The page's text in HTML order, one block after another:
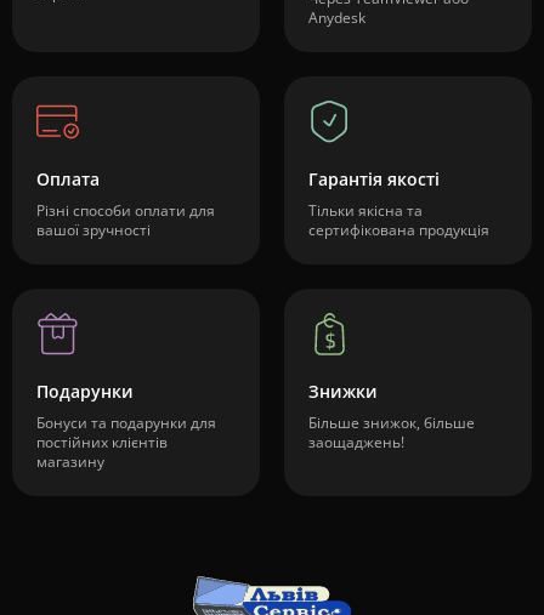
Anydesk
Оплата
Різні способи оплати для
вашої зручності
Гарантія якості
Тільки якісна та
сертифікована продукція
Подарунки
Бонуси та подарунки для
постійних клієнтів
магазину
Знижки
Більше знижок, більше
заощаджень!